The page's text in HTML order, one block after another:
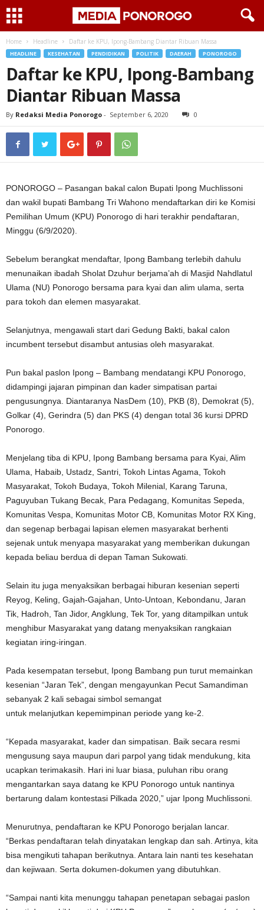
Home Headline Daftar ke KPU, Ipong-Bambang Diantar Ribuan Massa
HEADLINE KESEHATAN PENDIDIKAN POLITIK DAERAH PONOROGO
Daftar ke KPU, Ipong-Bambang
Diantar Ribuan Massa
By Redaksi Media Ponorogo - September 6, 2020 0
PONOROGO – Pasangan bakal calon Bupati Ipong Muchlissoni
dan wakil bupati Bambang Tri Wahono mendaftarkan diri ke Komisi
Pemilihan Umum (KPU) Ponorogo di hari terakhir pendaftaran,
Minggu (6/9/2020).
Sebelum berangkat mendaftar, Ipong Bambang terlebih dahulu
menunaikan ibadah Sholat Dzuhur berjama’ah di Masjid Nahdlatul
Ulama (NU) Ponorogo bersama para kyai dan alim ulama, serta
para tokoh dan elemen masyarakat.
Selanjutnya, mengawali start dari Gedung Bakti, bakal calon
incumbent tersebut disambut antusias oleh masyarakat.
Pun bakal paslon Ipong – Bambang mendatangi KPU Ponorogo,
didampingi jajaran pimpinan dan kader simpatisan partai
pengusungnya. Diantaranya NasDem (10), PKB (8), Demokrat (5),
Golkar (4), Gerindra (5) dan PKS (4) dengan total 36 kursi DPRD
Ponorogo.
Menjelang tiba di KPU, Ipong Bambang bersama para Kyai, Alim
Ulama, Habaib, Ustadz, Santri, Tokoh Lintas Agama, Tokoh
Masyarakat, Tokoh Budaya, Tokoh Milenial, Karang Taruna,
Paguyuban Tukang Becak, Para Pedagang, Komunitas Sepeda,
Komunitas Vespa, Komunitas Motor CB, Komunitas Motor RX King,
dan segenap berbagai lapisan elemen masyarakat berhenti
sejenak untuk menyapa masyarakat yang memberikan dukungan
kepada beliau berdua di depan Taman Sukowati.
Selain itu juga menyaksikan berbagai hiburan kesenian seperti
Reyog, Keling, Gajah-Gajahan, Unto-Untoan, Kebondanu, Jaran
Tik, Hadroh, Tan Jidor, Angklung, Tek Tor, yang ditampilkan untuk
menghibur Masyarakat yang datang menyaksikan rangkaian
kegiatan iring-iringan.
Pada kesempatan tersebut, Ipong Bambang pun turut memainkan
kesenian “Jaran Tek”, dengan mengayunkan Pecut Samandiman
sebanyak 2 kali sebagai simbol semangat
untuk melanjutkan kepemimpinan periode yang ke-2.
“Kepada masyarakat, kader dan simpatisan. Baik secara resmi
mengusung saya maupun dari parpol yang tidak mendukung, kita
ucapkan terimakasih. Hari ini luar biasa, puluhan ribu orang
mengantarkan saya datang ke KPU Ponorogo untuk nantinya
bertarung dalam kontestasi Pilkada 2020,” ujar Ipong Muchlissoni.
Menurutnya, pendaftaran ke KPU Ponorogo berjalan lancar.
“Berkas pendaftaran telah dinyatakan lengkap dan sah. Artinya, kita
bisa mengikuti tahapan berikutnya. Antara lain nanti tes kesehatan
dan kejiwaan. Serta dokumen-dokumen yang dibutuhkan.
“Sampai nanti kita menunggu tahapan penetapan sebagai paslon